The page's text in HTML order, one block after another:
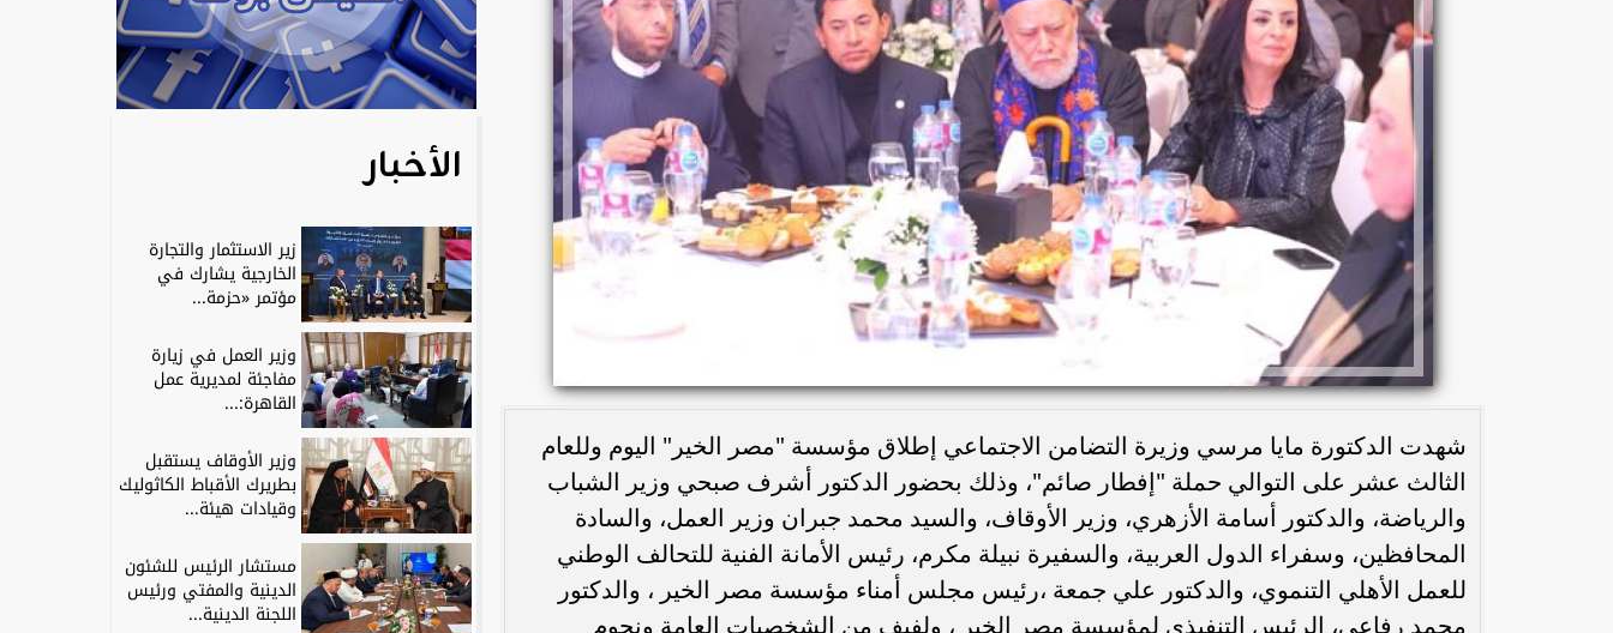
شهدت الدكتورة مايا مرسي وزيرة التضامن الاجتماعي إطلاق مؤسسة "مصر الخير" اليوم وللعام
الثالث عشر على التوالي حملة "إفطار صائم"، وذلك بحضور الدكتور أشرف صبحي وزير الشباب
والرياضة، والدكتور أسامة الأزهري، وزير الأوقاف، والسيد محمد جبران وزير العمل، والسادة
المحافظين، وسفراء الدول العربية، والسفيرة نبيلة مكرم، رئيس الأمانة الفنية للتحالف الوطني
للعمل الأهلي التنموي، والدكتور علي جمعة ،رئيس مجلس أمناء مؤسسة مصر الخير ، والدكتور
محمد رفاعي، الرئيس التنفيذي لمؤسسة مصر الخير ، ولفيف من الشخصيات العامة ونجوم
الأخبار
زير الاستثمار والتجارة
الخارجية يشارك في
مؤتمر «حزمة...
وزير العمل في زيارة
مفاجئة لمديرية عمل
القاهرة:...
وزير الأوقاف يستقبل
بطريرك الأقباط الكاثوليك
وقيادات هيئة...
مستشار الرئيس للشئون
الدينية والمفتي ورئيس
اللجنة الدينية...